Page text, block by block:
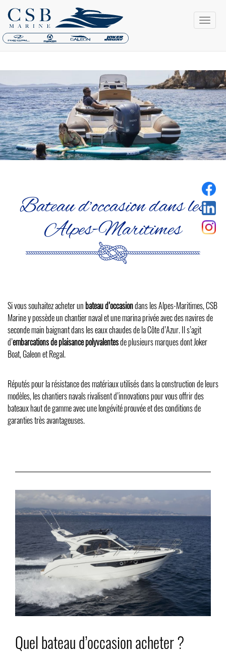
Bateau d’occasion dans les
Alpes-Maritimes
Si vous souhaitez acheter unbateau d’occasiondans les Alpes-Maritimes, CSB
Marine y possède un chantier naval et une marina privée avec des navires de
seconde main baignant dans les eaux chaudes de la Côte d’Azur. Il s’agit
d’embarcations de plaisance polyvalentesde plusieurs marques dontJoker
Boat,GaleonetRegal.
Réputés pour la résistance des matériaux utilisés dans la construction de leurs
modèles, les chantiers navals rivalisent d’innovations pour vous offrir des
bateaux haut de gamme avec une longévité prouvée et des conditions de
garanties très avantageuses.
Quel bateau d’occasion acheter ?